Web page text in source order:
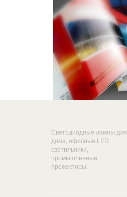
Светодиодные лампы для
дома, офисные LED
светильники,
промышленные
прожекторы.